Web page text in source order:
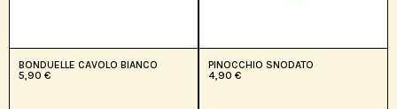
BONDUELLE CAVOLO BIANCO
5,90 €
PINOCCHIO SNODATO
4,90 €